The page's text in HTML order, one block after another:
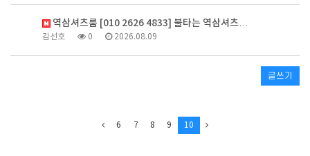
역삼셔츠룸 [010 2626 4833] 불타는 역삼셔츠…
김선호 0 2026.08.09
글쓰기
6 7 8 9 10